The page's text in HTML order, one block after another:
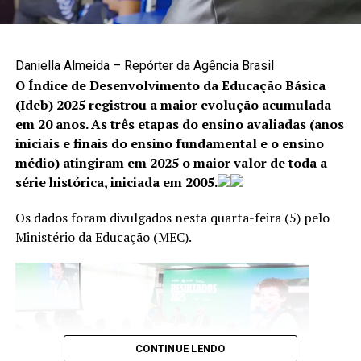
A denúncia é uma das principais formas de interromper
canais disponíveis são:
Cisdeca – Disque 125: atendimento gratuito, de
segunda a sexta-feira, das 8h às 18h, com
atendimento 24 horas aos finais de semana e
feriados;
Disque 100: atendimento gratuito, 24 horas por dia,
Centro Integrado 18 de Maio: (61) 2244-1512 e
Daniella Almeida – Repórter da Agência Brasil
O Índice de Desenvolvimento da Educação Básica
(Ideb) 2025 registrou a maior evolução acumulada
em 20 anos. As três etapas do ensino avaliadas (anos
iniciais e finais do ensino fundamental e o ensino
médio) atingiram em 2025 o maior valor de toda a
série histórica, iniciada em 2005.
Os dados foram divulgados nesta quarta-feira (5) pelo
Ministério da Educação (MEC).
CONTINUE LENDO